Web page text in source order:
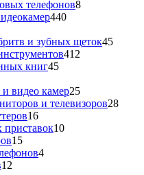
телефонов88
440440
и зубных щеток4545
412
книг4545
видео камер2525
товаров
и телевизоров2828
1616
товаров
приставок1010
1515
товаров
44
12